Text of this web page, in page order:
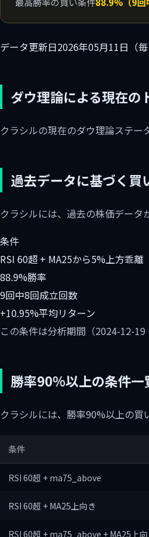
データ更新日2026年05月11日（
ダウ理論による現在の
クラシルの現在のダウ理論ステー
過去データに基づく買
クラシルには、過去の株価データ
条件
RSI 60超 + MA25から5%上方乖離
88.9%勝率
9回中8回成立回数
+10.95%平均リターン
この条件は分析期間（2024-12-
勝率90%以上の条件一
クラシルには、勝率90%以上の買
条件
RSI 60超 + ma75_above
RSI 60超 + MA25上向き
RSI 60超 + ma75_above + MA25上向